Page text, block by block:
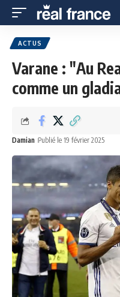
ACTUS
Varane : "Au
comme un
Damian Publié le 19 février 2025